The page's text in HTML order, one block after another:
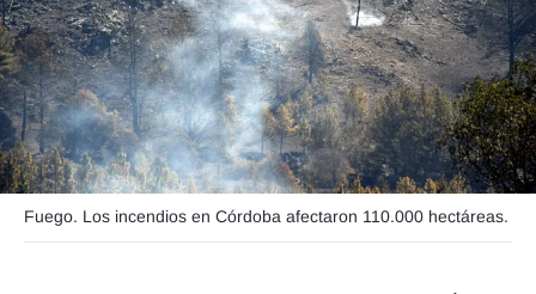
Seguinos
Fuego. Los incendios en Córdoba afectaron 110.000 hectáreas.